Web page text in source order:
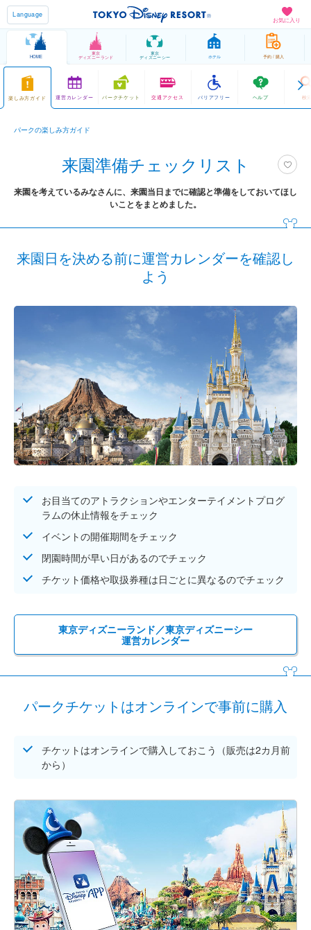
お気に入り
Language
HOME
東京
ディズニーランド
東京
ディズニーシー ホテル 予約 / 購入
楽しみ方ガイド 運営カレンダー パークチケット 交通アクセス バリアフリー ヘルプ 検
パークの楽しみ方ガイド
来園準備チェックリスト
来園を考えているみなさんに、来園当日までに確認と準備をしておいてほし
いことをまとめました。
来園日を決める前に運営カレンダーを確認し
よう
お目当てのアトラクションやエンターテイメントプログ
ラムの休止情報をチェック
イベントの開催期間をチェック
閉園時間が早い日があるのでチェック
チケット価格や取扱券種は日ごとに異なるのでチェック
東京ディズニーランド／東京ディズニーシー
運営カレンダー
パークチケットはオンラインで事前に購入
チケットはオンラインで購入しておこう（販売は2カ月前
から）